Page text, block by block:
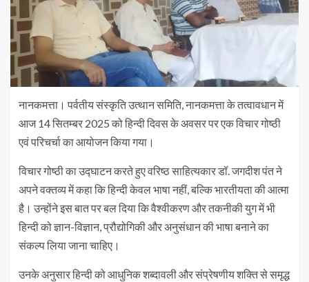
नानकमत्ता। पर्वतीय संस्कृति उत्थान समिति, नानकमत्ता के तत्वावधान में
आज 14 सितम्बर 2025 को हिन्दी दिवस के अवसर पर एक विचार गोष्ठी
एवं परिचर्चा का आयोजन किया गया।
विचार गोष्ठी का उद्घाटन करते हुए वरिष्ठ साहित्यकार डॉ. जगदीश पंत ने
अपने वक्तव्य में कहा कि हिन्दी केवल भाषा नहीं, बल्कि भारतीयता की आत्मा
है। उन्होंने इस बात पर बल दिया कि वैश्वीकरण और तकनीकी युग में भी
हिन्दी को ज्ञान-विज्ञान, प्रौद्योगिकी और अनुसंधान की भाषा बनाने का
संकल्प लिया जाना चाहिए।
उनके अनुसार हिन्दी को आधुनिक शब्दावली और संप्रेषणीय शक्ति से समृद्ध